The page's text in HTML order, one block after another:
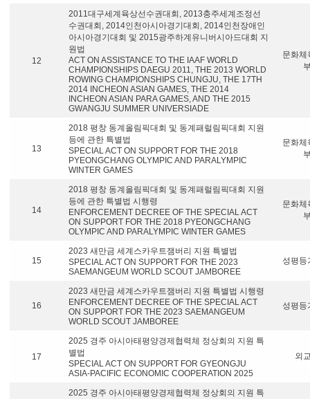
12
2011대구세계육상선수권대회, 2013충주세계조정선
수권대회, 2014인천아시아경기대회, 2014인천장애인
아시아경기대회 및 2015광주하계유니버시아드대회 지
원법
ACT ON ASSISTANCE TO THE IAAF WORLD
CHAMPIONSHIPS DAEGU 2011, THE 2013 WORLD
ROWING CHAMPIONSHIPS CHUNGJU, THE 17TH
2014 INCHEON ASIAN GAMES, THE 2014
INCHEON ASIAN PARA GAMES, AND THE 2015
GWANGJU SUMMER UNIVERSIADE
문화체
13
2018 평창 동계올림픽대회 및 동계패럴림픽대회 지원
등에 관한 특별법
SPECIAL ACT ON SUPPORT FOR THE 2018
PYEONGCHANG OLYMPIC AND PARALYMPIC
WINTER GAMES
문화체
14
2018 평창 동계올림픽대회 및 동계패럴림픽대회 지원
등에 관한 특별법 시행령
ENFORCEMENT DECREE OF THE SPECIAL ACT
ON SUPPORT FOR THE 2018 PYEONGCHANG
OLYMPIC AND PARALYMPIC WINTER GAMES
문화체
15
2023 새만금 세계스카우트잼버리 지원 특별법
SPECIAL ACT ON SUPPORT FOR THE 2023
SAEMANGEUM WORLD SCOUT JAMBOREE
성평등
16
2023 새만금 세계스카우트잼버리 지원 특별법 시행령
ENFORCEMENT DECREE OF THE SPECIAL ACT
ON SUPPORT FOR THE 2023 SAEMANGEUM
WORLD SCOUT JAMBOREE
성평등
17
2025 경주 아시아태평양경제협력체 정상회의 지원 특
별법
SPECIAL ACT ON SUPPORT FOR GYEONGJU
ASIA-PACIFIC ECONOMIC COOPERATION 2025
외
2025 경주 아시아태평양경제협력체 정상회의 지원 특